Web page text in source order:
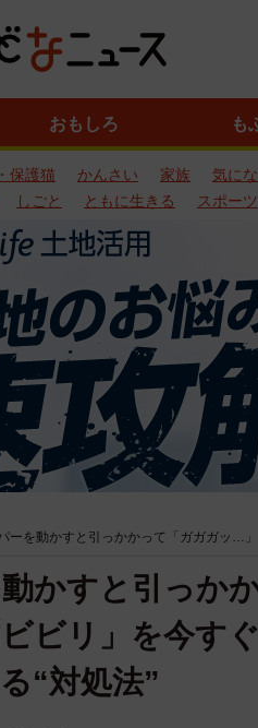
おもしろ も
保護猫 かんさい 家族 気に
しごと ともに生きる スポーツ
ーを動かすと引っかかって「ガガガッ
かすと引っか
ビリ」を今す
“対処法”